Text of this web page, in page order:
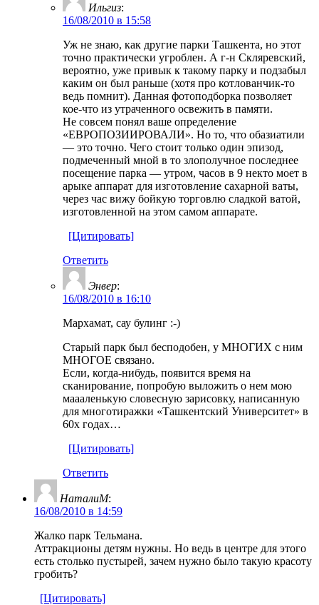
Ильгиз:
16/08/2010 в 15:58
Уж не знаю, как другие парки Ташкента, но этот
точно практически угроблен. А г-н Скляревский,
вероятно, уже привык к такому парку и подзабыл
каким он был раньше (хотя про котлованчик-то
ведь помнит). Данная фотоподборка позволяет
кое-что из утраченного освежить в памяти.
Не совсем понял ваше определение
«ЕВРОПОЗИИРОВАЛИ». Но то, что обазиатили
— это точно. Чего стоит только один эпизод,
подмеченный мной в то злополучное последнее
посещение парка — утром, часов в 9 некто моет в
арыке аппарат для изготовление сахарной ваты,
через час вижу бойкую торговлю сладкой ватой,
изготовленной на этом самом аппарате.
[Цитировать]
Ответить
Энвер:
16/08/2010 в 16:10
Мархамат, сау булинг :-)
Старый парк был бесподобен, у МНОГИХ с ним
МНОГОЕ связано.
Если, когда-нибудь, появится время на
сканирование, попробую выложить о нем мою
маааленькую словесную зарисовку, написанную
для многотиражки «Ташкентский Университет» в
60х годах…
[Цитировать]
Ответить
НаталиМ:
16/08/2010 в 14:59
Жалко парк Тельмана.
Аттракционы детям нужны. Но ведь в центре для этого
есть столько пустырей, зачем нужно было такую красоту
гробить?
[Цитировать]